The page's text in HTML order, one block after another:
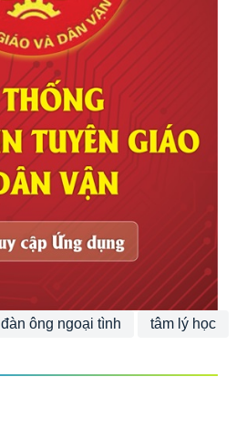
đàn ông ngoại tình tâm lý học